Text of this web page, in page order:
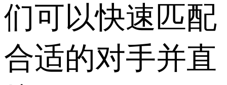
们可以快速匹配
合适的对手并直